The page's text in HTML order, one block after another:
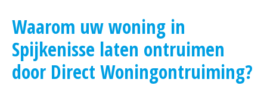
Waarom uw woning in
Spijkenisse laten ontruimen
door Direct Woningontruiming?